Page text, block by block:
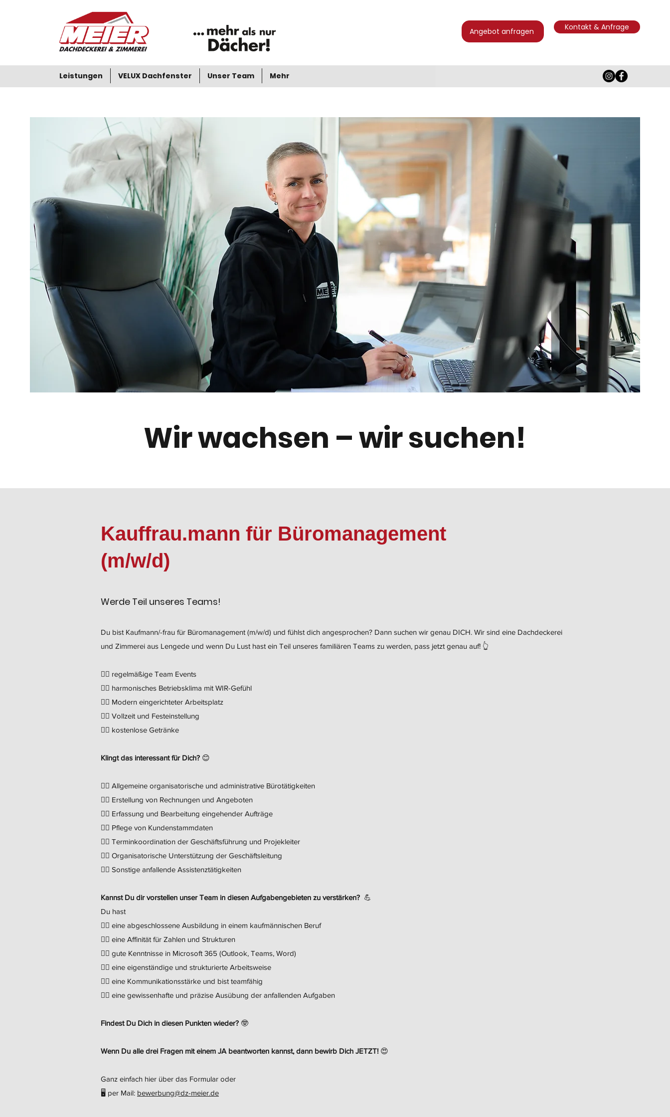
Angebot anfragen Kontakt & Anfrage
Leistungen VELUX Dachfenster Unser Team Mehr
Wir wachsen – wir suchen!
Kauffrau.mann für Büromanagement
(m/w/d)
Werde Teil unseres Teams!
Du bist Kaufmann/-frau für Büromanagement (m/w/d) und fühlst dich angesprochen? Dann suchen wir genau DICH. Wir sind eine Dachdeckerei
und Zimmerei aus Lengede und wenn Du Lust hast ein Teil unseres familiären Teams zu werden, pass jetzt genau auf! 👆
👉🏻 regelmäßige Team Events
👉🏻 harmonisches Betriebsklima mit WIR-Gefühl
👉🏻 Modern eingerichteter Arbeitsplatz
👉🏻 Vollzeit und Festeinstellung
👉🏻 kostenlose Getränke
Klingt das interessant für Dich? 😊
👉🏻 Allgemeine organisatorische und administrative Bürotätigkeiten
👉🏻 Erstellung von Rechnungen und Angeboten
👉🏻 Erfassung und Bearbeitung eingehender Aufträge
👉🏻 Pflege von Kundenstammdaten
👉🏻 Terminkoordination der Geschäftsführung und Projekleiter
👉🏻 Organisatorische Unterstützung der Geschäftsleitung
👉🏻 Sonstige anfallende Assistenztätigkeiten
Kannst Du dir vorstellen unser Team in diesen Aufgabengebieten zu verstärken? 💪
Du hast
👉🏻 eine abgeschlossene Ausbildung in einem kaufmännischen Beruf
👉🏻 eine Affinität für Zahlen und Strukturen
👉🏻 gute Kenntnisse in Microsoft 365 (Outlook, Teams, Word)
👉🏻 eine eigenständige und strukturierte Arbeitsweise
👉🏻 eine Kommunikationsstärke und bist teamfähig
👉🏻 eine gewissenhafte und präzise Ausübung der anfallenden Aufgaben
Findest Du Dich in diesen Punkten wieder? 🤓
Wenn Du alle drei Fragen mit einem JA beantworten kannst, dann bewirb Dich JETZT! 😍
Ganz einfach hier über das Formular oder
🖥 per Mail: bewerbung@dz-meier.de